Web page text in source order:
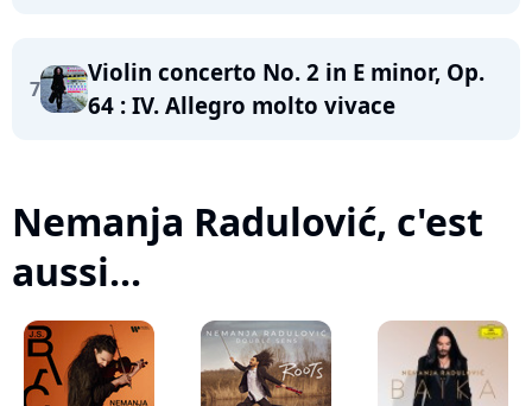
7
Violin concerto No. 2 in E minor, Op.
64 : IV. Allegro molto vivace
Nemanja Radulović, c'est
aussi...